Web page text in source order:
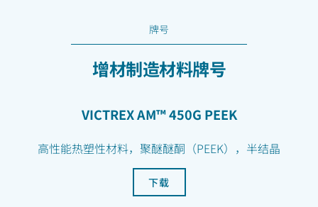
牌号
增材制造材料牌号
VICTREX AM™ 450G PEEK
高性能热塑性材料，聚醚醚酮（PEEK），半结晶
下载